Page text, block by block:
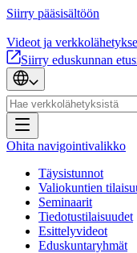
Siirry pääsisältöön
Videot ja
Siirry eduskunnan
Ohita navigointivalikko
Täysistunnot
Valiokuntien
Seminaarit
Tiedotustilaisuudet
Esittelyvideot
Eduskuntaryhmät